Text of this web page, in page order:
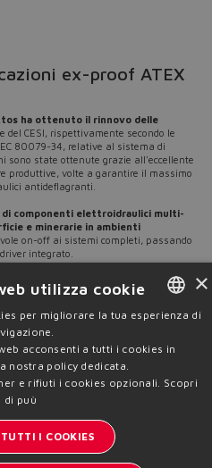
ex-proof ATEX
ha ottenuto il rinnovo delle
del CESI, rispettivamente secondo le
80079-34, relative al sistema di
sono state ottenute grazie all'eccellente
produttive, volte a garantire il massimo
antideflagranti.
componenti elettroidraulici multi-
e minerarie in ambienti
on-off ai sistemi completi, passando
integrato.
Atos
GERMAN
×
utilizza cookie
per migliorare la tua esperienza di
acconsenti a tutti i cookies in
nostra policy dedicata.
e rifiuti i cookies opzionali. Scopri
di puù
I COOKIES